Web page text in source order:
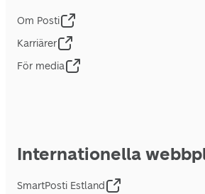
Om Posti
Karriärer
För media
Internationella
SmartPosti Estland